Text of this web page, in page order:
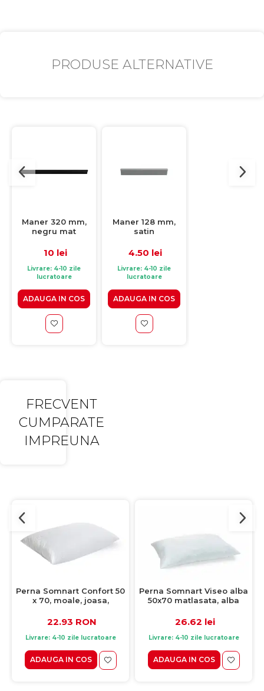
PRODUSE ALTERNATIVE
Maner 320 mm,
negru mat
10 lei
Livrare: 4-10 zile
lucratoare
ADAUGA IN COS
Maner 128 mm,
satin
4.50 lei
Livrare: 4-10 zile
lucratoare
ADAUGA IN COS
FRECVENT
CUMPARATE
IMPREUNA
Perna Somnart Confort 50
x 70, moale, joasa,
masina de spalat la 60 de
22.93 RON
Livrare: 4-10 zile lucratoare
ADAUGA IN COS
Perna Somnart Viseo alba
50x70 matlasata, alba
26.62 lei
Livrare: 4-10 zile lucratoare
ADAUGA IN COS